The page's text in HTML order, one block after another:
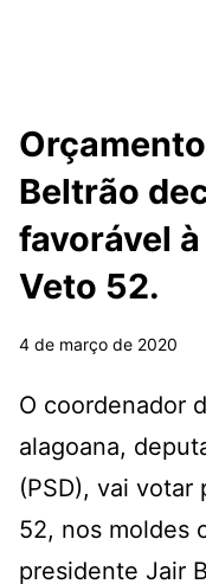
Beltrão
favorável
Veto 52.
4 de março de 2020
O coordenador
alagoana,
(PSD), vai votar
52, nos moldes
presidente Jair